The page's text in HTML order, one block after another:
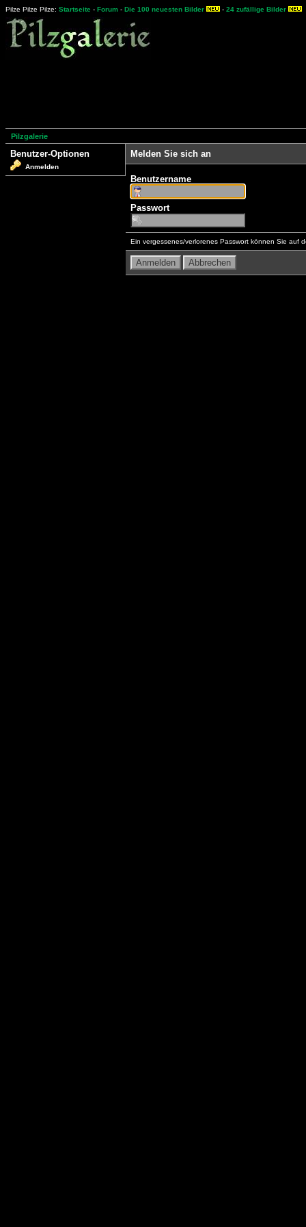
Pilze Pilze Pilze: Startseite - Forum - Die 100 neuesten Bilder - 24 zufällige Bilder
Pilzgalerie
Benutzer-Optionen
Anmelden
Melden Sie sich an
Benutzername
Passwort
Ein vergessenes/verlorenes Passwort können Sie auf